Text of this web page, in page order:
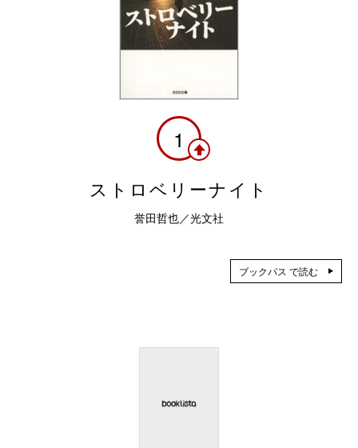
1
ストロベリーナイト
誉田哲也／光文社
ブックパス で読む